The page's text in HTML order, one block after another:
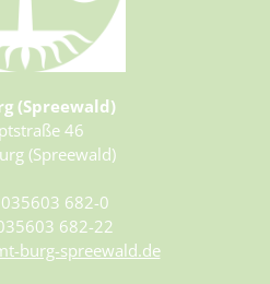
(Spreewald)
46
(Spreewald)
682-0
682-22
burg-spreewald.de